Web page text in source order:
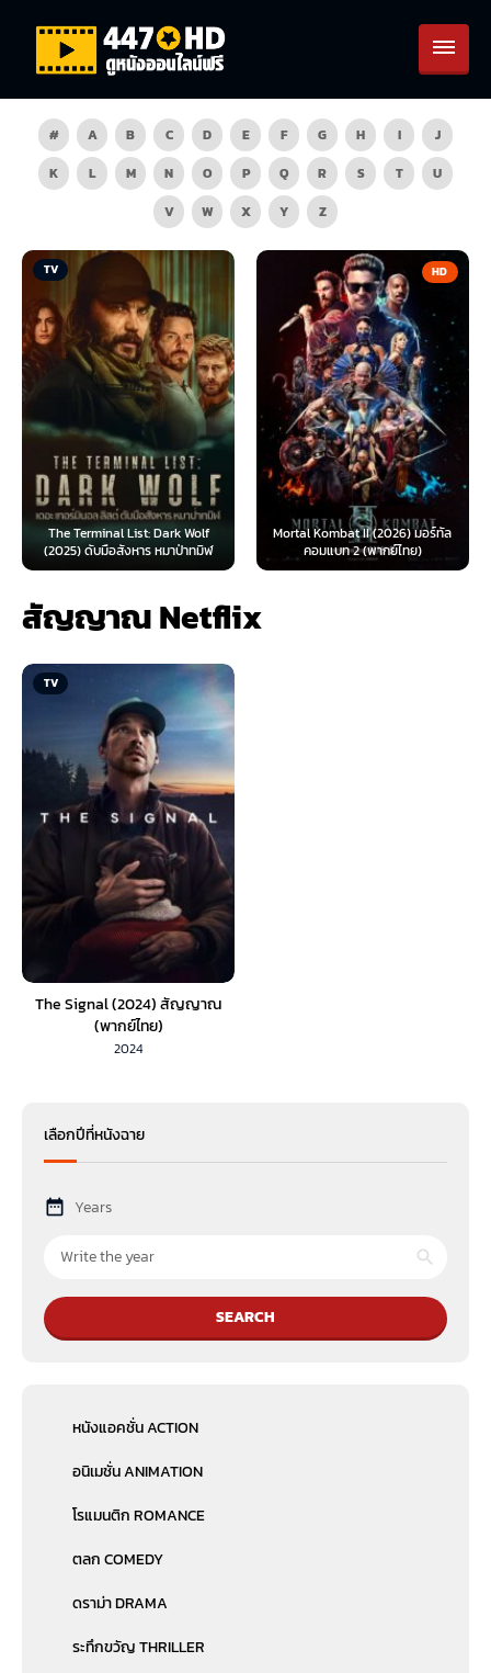
# A B C D E F G H I
J
K
L M N O P Q R S T
U
V
W X Y Z
TV
The Terminal List: Dark Wolf
(2025) ดับมือสังหาร หมาป่าทมิฬ
HD
Mortal Kombat II (2026) มอร์ทัล
คอมแบท 2 (พากย์ไทย)
สัญญาณ Netflix
TV
The Signal (2024) สัญญาณ
(พากย์ไทย)
2024
เลือกปีที่หนังฉาย
Years
SEARCH
หนังแอคชั่น ACTION
อนิเมชั่น ANIMATION
โรแมนติก ROMANCE
ตลก COMEDY
ดราม่า DRAMA
ระทึกขวัญ THRILLER